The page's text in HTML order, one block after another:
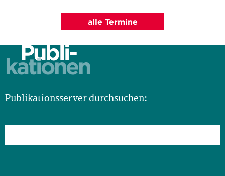
alle Termine
Publi-
kationen
Publikationsserver durchsuchen: